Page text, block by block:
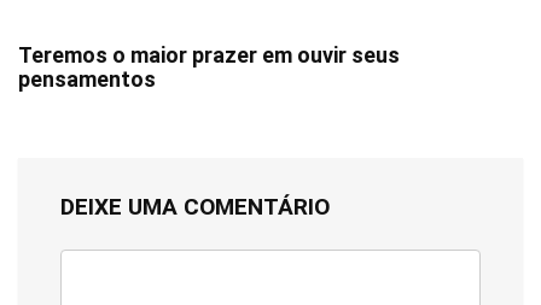
Teremos o maior prazer em ouvir seus
pensamentos
DEIXE UMA COMENTÁRIO